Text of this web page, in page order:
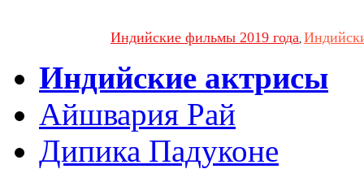
Индийские фильмы 2019 года,
Индийские актрисы
Айшвария Рай
Дипика Падуконе